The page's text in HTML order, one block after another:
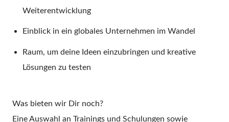
Weiterentwicklung
Einblick in ein globales Unternehmen im Wandel
Raum, um deine Ideen einzubringen und kreative
Lösungen zu testen
Was bieten wir Dir noch?
Eine Auswahl an Trainings und Schulungen sowie